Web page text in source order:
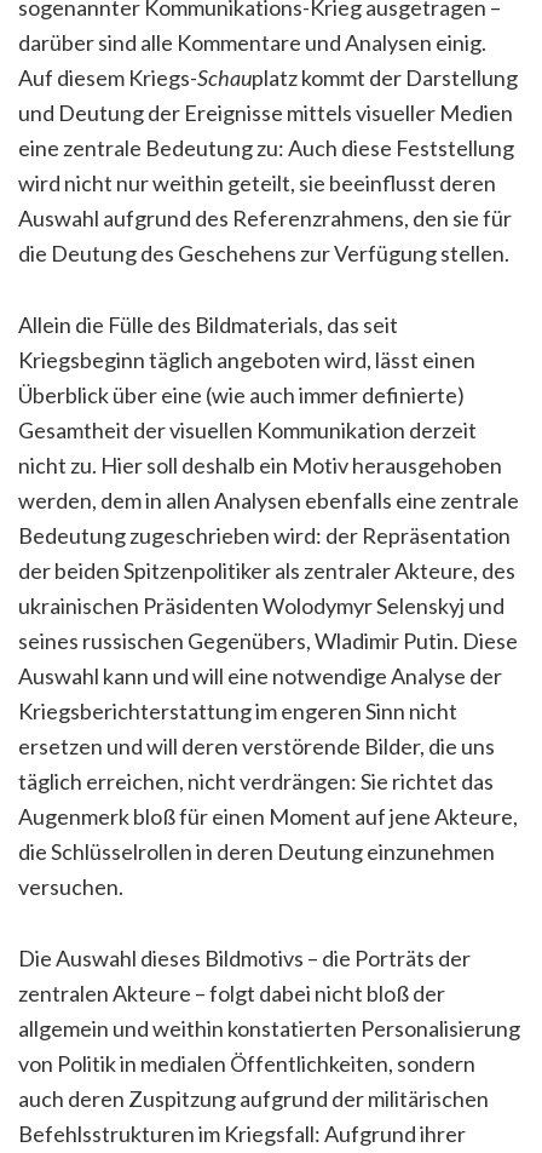
sogenannter Kommunikations-Krieg ausgetragen –
darüber sind alle Kommentare und Analysen einig.
Auf diesem Kriegs-Schauplatz kommt der Darstellung
und Deutung der Ereignisse mittels visueller Medien
eine zentrale Bedeutung zu: Auch diese Feststellung
wird nicht nur weithin geteilt, sie beeinflusst deren
Auswahl aufgrund des Referenzrahmens, den sie für
die Deutung des Geschehens zur Verfügung stellen.
Allein die Fülle des Bildmaterials, das seit
Kriegsbeginn täglich angeboten wird, lässt einen
Überblick über eine (wie auch immer definierte)
Gesamtheit der visuellen Kommunikation derzeit
nicht zu. Hier soll deshalb ein Motiv herausgehoben
werden, dem in allen Analysen ebenfalls eine zentrale
Bedeutung zugeschrieben wird: der Repräsentation
der beiden Spitzenpolitiker als zentraler Akteure, des
ukrainischen Präsidenten Wolodymyr Selenskyj und
seines russischen Gegenübers, Wladimir Putin. Diese
Auswahl kann und will eine notwendige Analyse der
Kriegsberichterstattung im engeren Sinn nicht
ersetzen und will deren verstörende Bilder, die uns
täglich erreichen, nicht verdrängen: Sie richtet das
Augenmerk bloß für einen Moment auf jene Akteure,
die Schlüsselrollen in deren Deutung einzunehmen
versuchen.
Die Auswahl dieses Bildmotivs – die Porträts der
zentralen Akteure – folgt dabei nicht bloß der
allgemein und weithin konstatierten Personalisierung
von Politik in medialen Öffentlichkeiten, sondern
auch deren Zuspitzung aufgrund der militärischen
Befehlsstrukturen im Kriegsfall: Aufgrund ihrer